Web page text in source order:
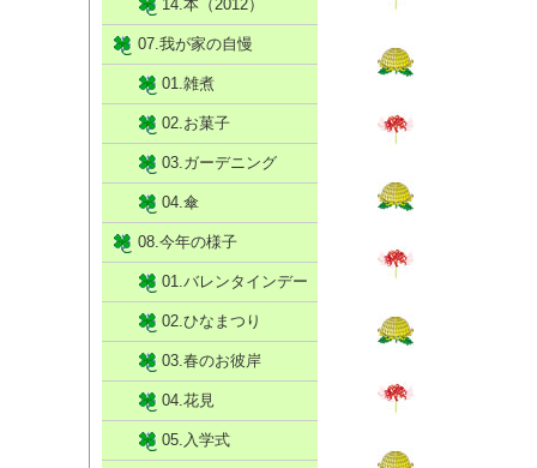
14.本（2012）
07.我が家の自慢
01.雑煮
02.お菓子
03.ガーデニング
04.傘
08.今年の様子
01.バレンタインデー
02.ひなまつり
03.春のお彼岸
04.花見
05.入学式